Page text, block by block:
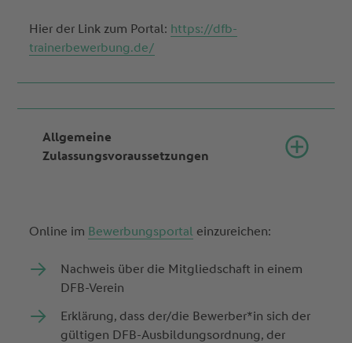
Hier der Link zum Portal: https://dfb-
trainerbewerbung.de/
Allgemeine
Zulassungsvoraussetzungen
Online im Bewerbungsportal einzureichen:
Nachweis über die Mitgliedschaft in einem
DFB-Verein
Erklärung, dass der/die Bewerber*in sich der
gültigen DFB-Ausbildungsordnung, der